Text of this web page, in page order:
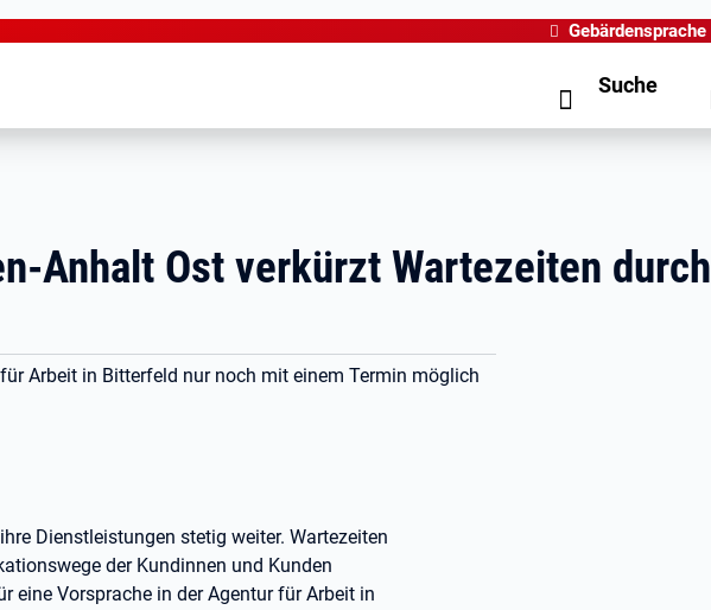
Gebärdensprache
Suche
Anhalt Ost verkürzt Wartezeiten durch
Arbeit in Bitterfeld nur noch mit einem Termin möglich
Dienstleistungen stetig weiter. Wartezeiten
der Kundinnen und Kunden
eine Vorsprache in der Agentur für Arbeit in